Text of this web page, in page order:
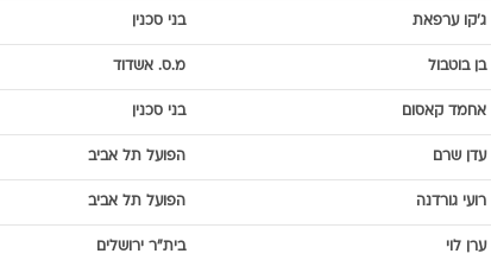
ג'קו ערפאת בני סכנין
בן בוטבול מ.ס. אשדוד
אחמד קאסום בני סכנין
עדן שרם הפועל תל אביב
רועי גורדנה הפועל תל אביב
ערן לוי בית"ר ירושלים